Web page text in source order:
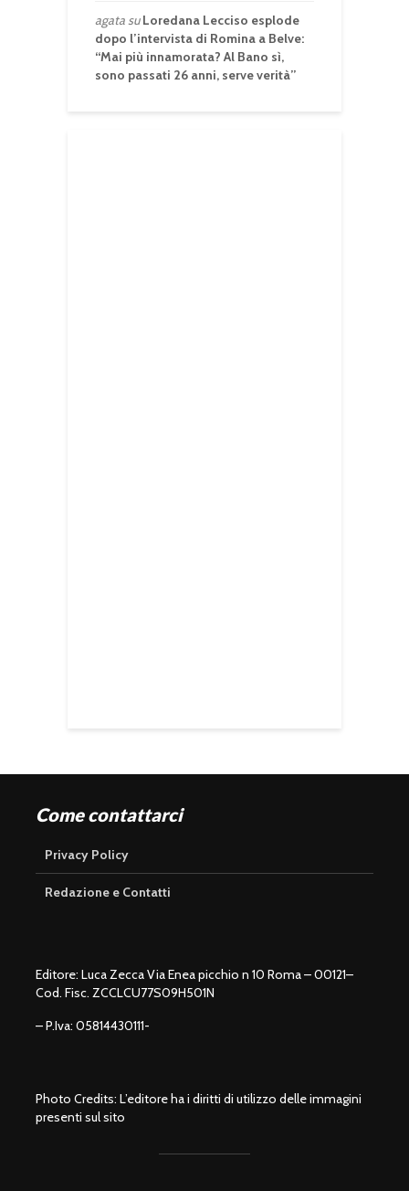
agatasuLoredana Lecciso esplode
dopo l’intervista di Romina a Belve:
“Mai più innamorata? Al Bano sì,
sono passati 26 anni, serve verità”
Come contattarci
Privacy Policy
Redazione e Contatti
Editore: Luca Zecca Via Enea picchio n 10 Roma – 00121–
Cod. Fisc. ZCCLCU77S09H501N
– P.Iva: 05814430111-
Photo Credits: L’editore ha i diritti di utilizzo delle immagini
presenti sul sito